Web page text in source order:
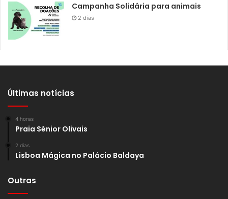
Campanha Solidária para animais
2 dias
Últimas notícias
4 horas
Praia Sénior Olivais
2 dias
Lisboa Mágica no Palácio Baldaya
Outras